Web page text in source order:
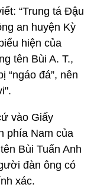
“Trung tá Đậu
an huyện Kỳ
hiện của
tên Bùi A. T.,
“ngáo đá”, nên
vào Giấy
phía Nam của
Bùi Tuấn Anh
đàn ông có
xác.